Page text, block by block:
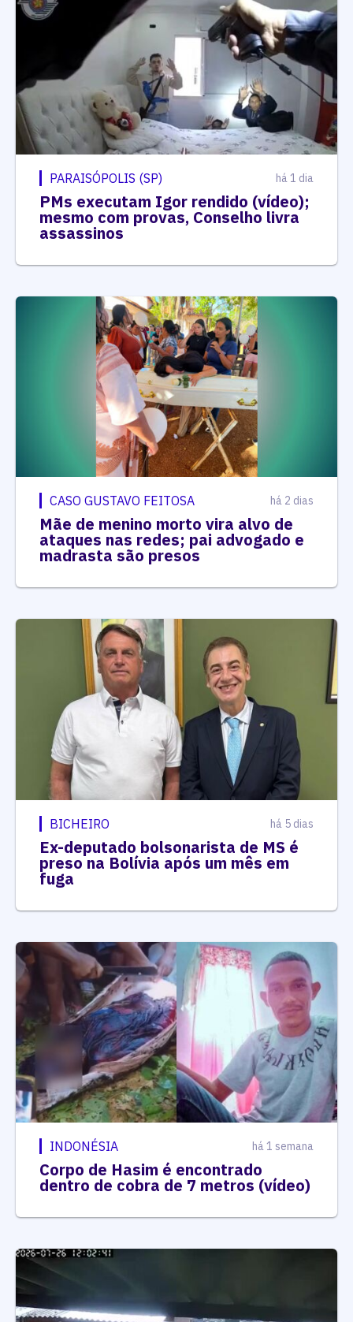
PARAISÓPOLIS (SP) há 1 dia
PMs executam Igor rendido (vídeo);
mesmo com provas, Conselho livra
assassinos
CASO GUSTAVO FEITOSA há 2 dias
Mãe de menino morto vira alvo de
ataques nas redes; pai advogado e
madrasta são presos
BICHEIRO há 5 dias
Ex-deputado bolsonarista de MS é
preso na Bolívia após um mês em
fuga
INDONÉSIA há 1 semana
Corpo de Hasim é encontrado
dentro de cobra de 7 metros (vídeo)